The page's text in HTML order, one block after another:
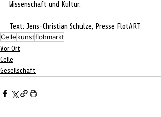
Wissenschaft und Kultur.
Text: Jens-Christian Schulze, Presse FlotART
Cellekunstflohmarkt
Vor Ort
Celle
Gesellschaft